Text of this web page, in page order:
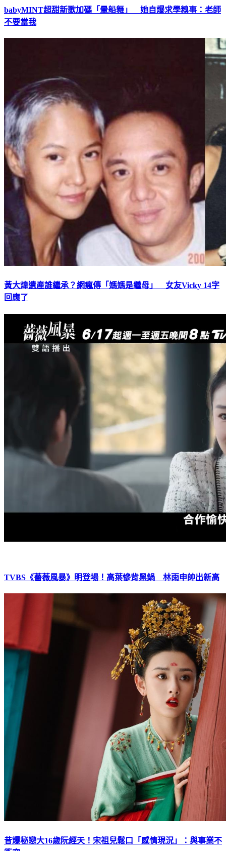
babyMINT超甜新歌加碼「暈船舞」 她自爆求學糗事：老師
不要當我
黃大煒遺產誰繼承？網瘋傳「媽媽是繼母」 女友Vicky 14字
回應了
TVBS《薔薇風暴》明登場！高葉慘背黑鍋 林雨申帥出新高
昔爆秘戀大16歲阮經天！宋祖兒鬆口「感情現況」：與事業不